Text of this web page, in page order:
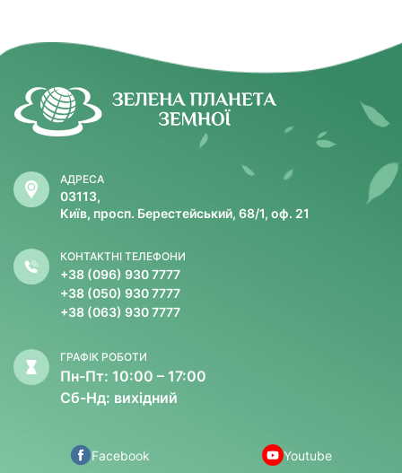
АДРЕСА
03113,
Київ, просп. Берестейський, 68/1, оф. 21
КОНТАКТНІ ТЕЛЕФОНИ
+38 (096) 930 7777
+38 (050) 930 7777
+38 (063) 930 7777
ГРАФІК РОБОТИ
Пн-Пт: 10:00 – 17:00
Сб-Нд: вихідний
Facebook Youtube